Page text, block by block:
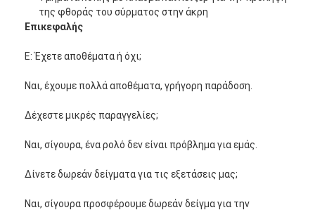
Φράχτης παδέλ
της φθοράς του σύρματος στην άκρη
Επικεφαλής
Ε: Έχετε αποθέματα ή όχι;
Ναι, έχουμε πολλά αποθέματα, γρήγορη παράδοση.
Δέχεστε μικρές παραγγελίες;
Ναι, σίγουρα, ένα ρολό δεν είναι πρόβλημα για εμάς.
Δίνετε δωρεάν δείγματα για τις εξετάσεις μας;
Ναι, σίγουρα προσφέρουμε δωρεάν δείγμα για την